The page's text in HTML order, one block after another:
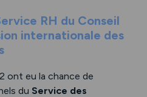
RH du Conseil
internationale des
ont eu la chance de
du Service des